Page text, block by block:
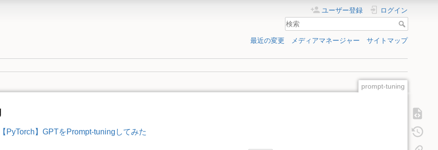
ユーザー登録 ログイン
最近の変更 メディアマネージャー サイトマップ
prompt-tuning
【PyTorch】GPTをPrompt-tuningしてみた